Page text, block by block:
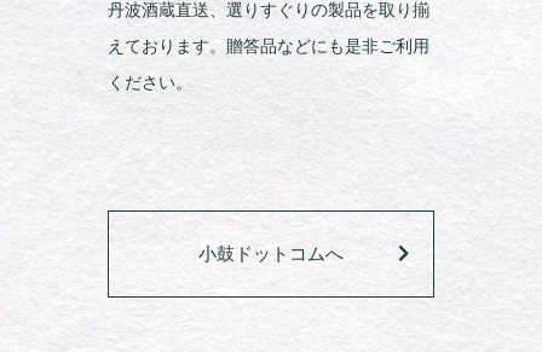
丹波酒蔵直送、選りすぐりの製品を取り揃
えております。贈答品などにも是非ご利用
ください。
小鼓ドットコムへ